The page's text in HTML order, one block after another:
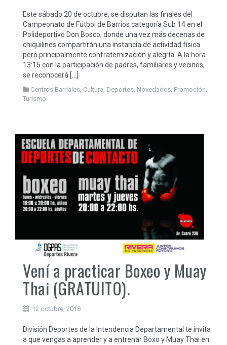
Este sábado 20 de octubre, se disputan las finales del
Campeonato de Fútbol de Barrios categoría Sub 14 en el
Polideportivo Don Bosco, donde una vez más decenas de
chiquilines compartirán una instancia de actividad física
pero principalmente confraternización y alegría. A la hora
13:15 con la participación de padres, familiares y vecinos,
se reconocerá […]
Centros Barriales Cultura Deportes Novedades Promoción
Turismo
Vení a practicar Boxeo y Muay
Thai (GRATUITO).
12 octubre, 2018
División Deportes de la Intendencia Departamental te invita
a que vengas a aprender y a entrenar Boxo y Muay Thai en